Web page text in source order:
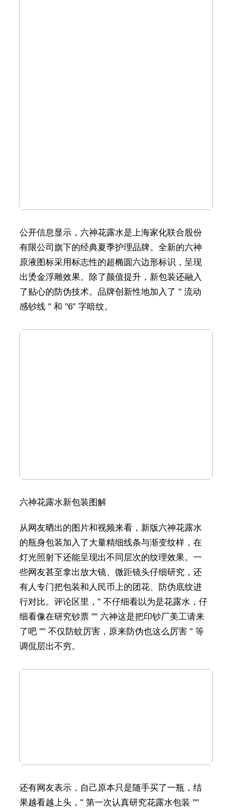
公开信息显示，六神花露水是上海家化联合股份
有限公司旗下的经典夏季护理品牌。全新的六神
原液图标采用标志性的超椭圆六边形标识，呈现
出烫金浮雕效果。除了颜值提升，新包装还融入
了贴心的防伪技术。品牌创新性地加入了 " 流动
感钞线 " 和 "6" 字暗纹。
六神花露水新包装图解
从网友晒出的图片和视频来看，新版六神花露水
的瓶身包装加入了大量精细线条与渐变纹样，在
灯光照射下还能呈现出不同层次的纹理效果。一
些网友甚至拿出放大镜、微距镜头仔细研究，还
有人专门把包装和人民币上的团花、防伪底纹进
行对比。评论区里，" 不仔细看以为是花露水，仔
细看像在研究钞票 "" 六神这是把印钞厂美工请来
了吧 "" 不仅防蚊厉害，原来防伪也这么厉害 " 等
调侃层出不穷。
还有网友表示，自己原本只是随手买了一瓶，结
果越看越上头，" 第一次认真研究花露水包装 ""